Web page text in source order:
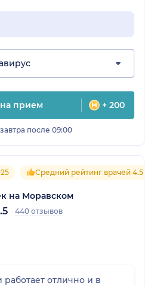
на прием + 200
после 09:00
Средний рейтинг врачей 4.5
на Моравском
440 отзывов
отлично и в